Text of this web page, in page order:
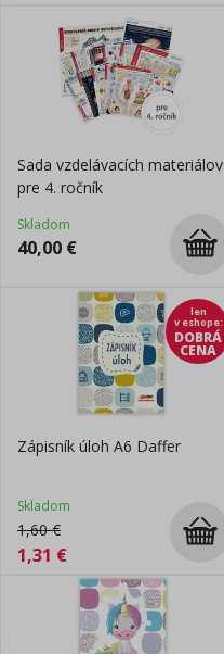
Sada vzdelávacích materiálov
pre 4. ročník
Skladom
40,00 €
len
v eshope:
DOBRÁ
CENA
Zápisník úloh A6 Daffer
Skladom
1,60€
1,31 €